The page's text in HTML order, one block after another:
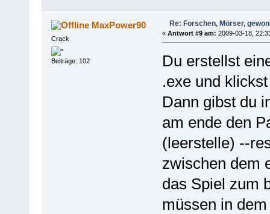
MaxPower90
Crack
Beiträge: 102
Re: Forschen, Mörser,
« Antwort #9 am: 2009-03-18,
Du erstellst
.exe und
Dann gibst du
am ende den
(leerstelle) --
zwischen dem
das Spiel zum
müssen in